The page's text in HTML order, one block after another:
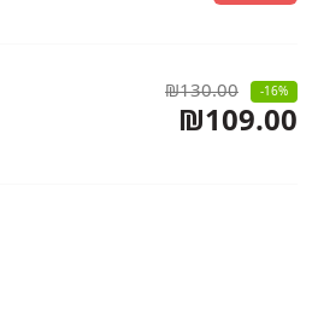
₪130.00 -16%
₪109.00